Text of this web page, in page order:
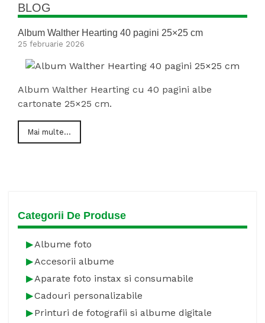
BLOG
Album Walther Hearting 40 pagini 25×25 cm
25 februarie 2026
Album Walther Hearting cu 40 pagini albe
cartonate 25×25 cm.
Mai multe...
Categorii De Produse
Albume foto
Accesorii albume
Aparate foto instax si consumabile
Cadouri personalizabile
Printuri de fotografii si albume digitale